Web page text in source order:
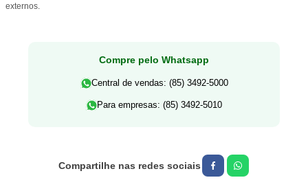
externos.
Compre pelo Whatsapp
Central de vendas: (85) 3492-5000
Para empresas: (85) 3492-5010